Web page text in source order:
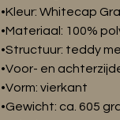
•Kleur: Whitecap
•Materiaal: 100%
•Structuur: teddy
•Voor- en
•Vorm: vierkant
•Gewicht: ca. 605